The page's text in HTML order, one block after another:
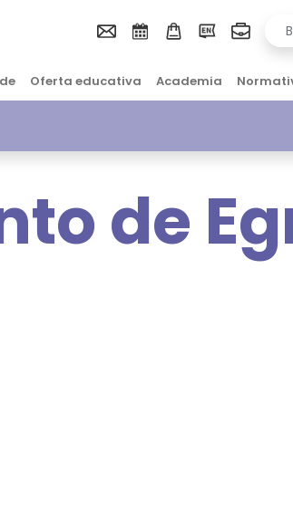
Oferta educativa Academia
de